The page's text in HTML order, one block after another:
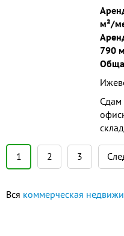
м²/
790
Сдам
1 2 3
Вся коммерческая